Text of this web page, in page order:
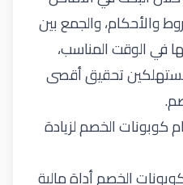
والأحكام، والجمع بين
في الوقت المناسب،
تحقيق أقصى
كوبونات الخصم لزيادة
الخصم أداة مالية